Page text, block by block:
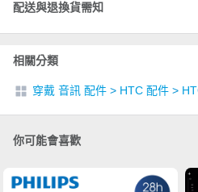
配送與退換貨需知
相關分類
穿戴 音訊 配件 > HTC 配件 >
你可能會喜歡